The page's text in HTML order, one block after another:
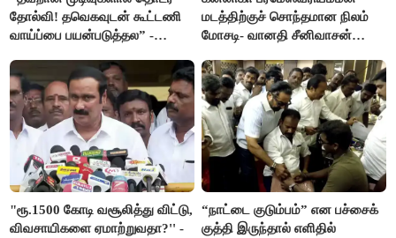
தோல்வி! தவெகவுடன் கூட்டணி
வாய்ப்பை பயன்படுத்தல” -
மடத்திற்குச் சொந்தமான நிலம்
மோசடி- வானதி சீனிவாசன்
"ரூ.1500 கோடி வசூலித்து விட்டு,
விவசாயிகளை ஏமாற்றுவதா?'' -
“நாட்டை குடும்பம்” என பச்சைக்
குத்தி இருந்தால் எளிதில்